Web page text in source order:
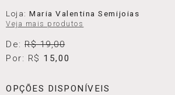
Loja:Maria Valentina Semijoias
Veja mais produtos
De:R$ 19,00
Por: R$ 15,00
OPÇÕES DISPONÍVEIS